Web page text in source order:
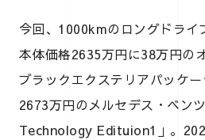
今回、1000kmのロングドライ
本体価格2635万円に38万円の
ブラックエクステリアパッケ
2673万円のメルセデス・ベン
Technology Edituion1」。